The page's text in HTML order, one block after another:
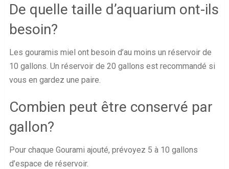
De quelle taille d’aquarium ont-ils
besoin?
Les gouramis miel ont besoin d’au moins un réservoir de
10 gallons. Un réservoir de 20 gallons est recommandé si
vous en gardez une paire.
Combien peut être conservé par
gallon?
Pour chaque Gourami ajouté, prévoyez 5 à 10 gallons
d’espace de réservoir.